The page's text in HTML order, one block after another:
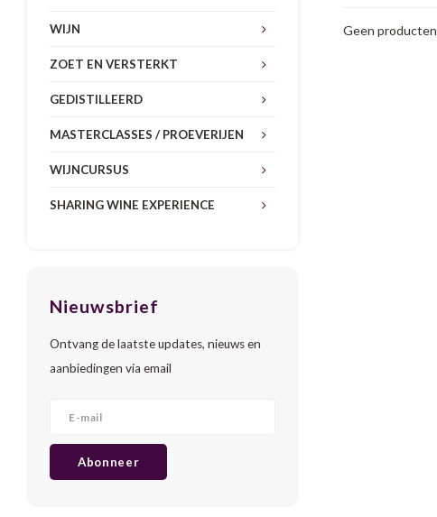
WIJN
ZOET EN VERSTERKT
GEDISTILLEERD
MASTERCLASSES / PROEVERIJEN
WIJNCURSUS
SHARING WINE EXPERIENCE
Nieuwsbrief
Ontvang de laatste updates, nieuws en
aanbiedingen via email
Abonneer
Geen